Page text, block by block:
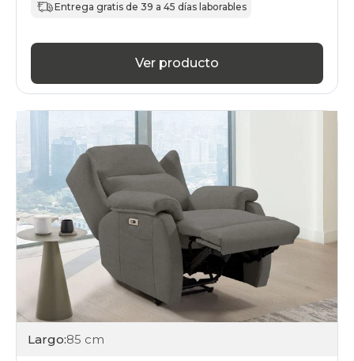
Entrega gratis de 39 a 45 días laborables
Ver producto
Largo:85 cm